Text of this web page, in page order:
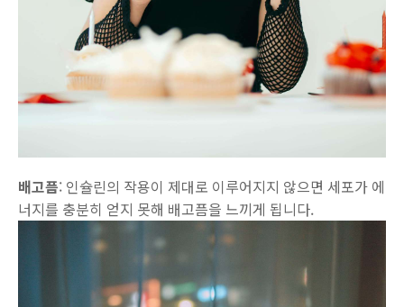
배고픔: 인슐린의 작용이 제대로 이루어지지 않으면 세포가 에
너지를 충분히 얻지 못해 배고픔을 느끼게 됩니다.